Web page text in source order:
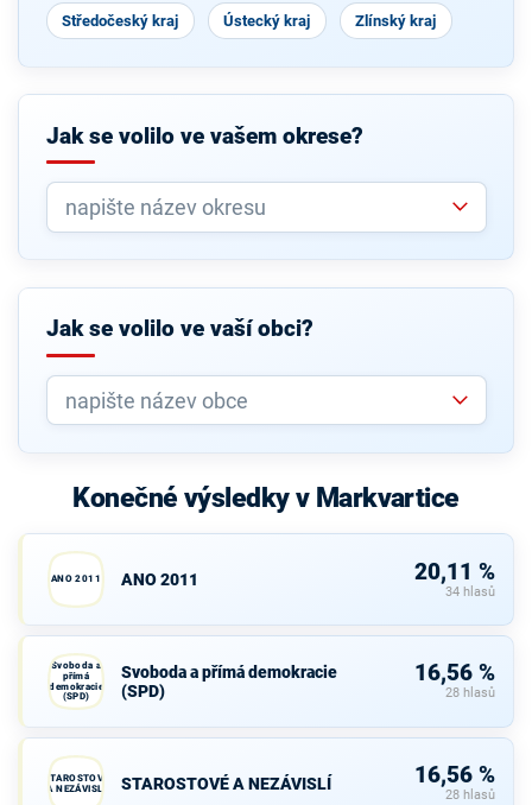
Středočeský kraj Ústecký kraj Zlínský kraj
Jak se volilo ve vašem okrese?
Jak se volilo ve vaší obci?
Konečné výsledky v Markvartice
ANO 2011 ANO 2011 20,11 %
34 hlasů
Svoboda a
přímá
demokracie
(SPD)
Svoboda a přímá demokracie
(SPD)
16,56 %
28 hlasů
STAROSTOVÉ
A NEZÁVISLÍ
STAROSTOVÉ A NEZÁVISLÍ 16,56 %
28 hlasů